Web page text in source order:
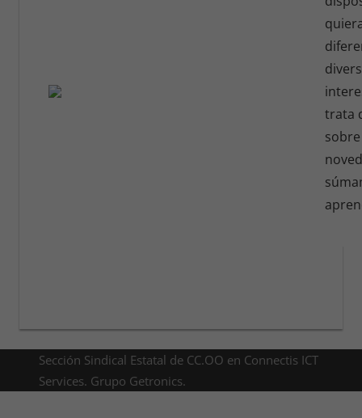
trata
Sección Sindical Estatal de CC.OO en Connectis ICT
Services. Grupo Getronics.